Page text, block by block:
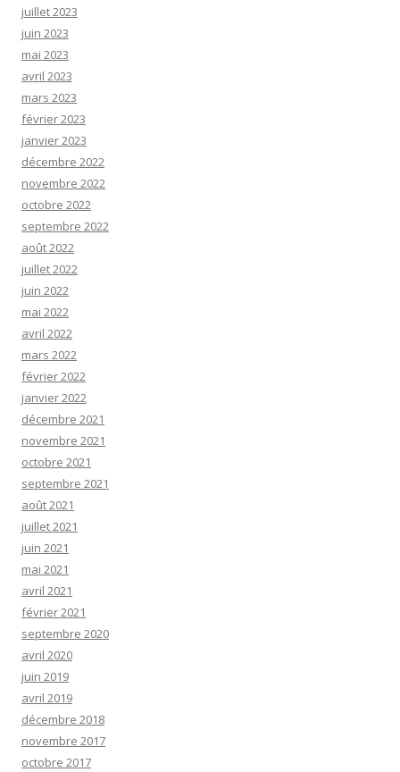
juillet 2023
juin 2023
mai 2023
avril 2023
mars 2023
février 2023
janvier 2023
décembre 2022
novembre 2022
octobre 2022
septembre 2022
août 2022
juillet 2022
juin 2022
mai 2022
avril 2022
mars 2022
février 2022
janvier 2022
décembre 2021
novembre 2021
octobre 2021
septembre 2021
août 2021
juillet 2021
juin 2021
mai 2021
avril 2021
février 2021
septembre 2020
avril 2020
juin 2019
avril 2019
décembre 2018
novembre 2017
octobre 2017